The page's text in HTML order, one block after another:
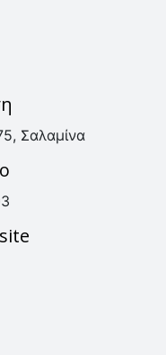
Σαλαμίνα